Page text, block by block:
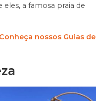
eles, a famosa praia de
Conheça nossos Guias de